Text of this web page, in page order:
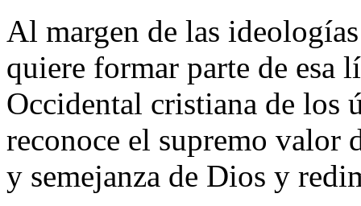
Al margen de las
quiere formar parte de esa
Occidental cristiana de los
reconoce el supremo valor
y semejanza de Dios y